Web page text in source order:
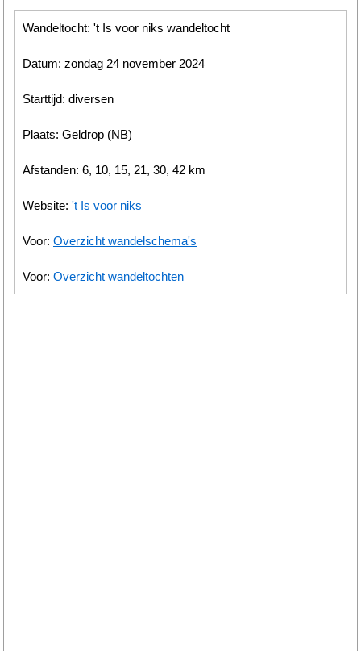
Wandeltocht: 't Is voor niks wandeltocht
Datum: zondag 24 november 2024
Starttijd: diversen
Plaats: Geldrop (NB)
Afstanden: 6, 10, 15, 21, 30, 42 km
Website: 't Is voor niks
Voor: Overzicht wandelschema's
Voor: Overzicht wandeltochten